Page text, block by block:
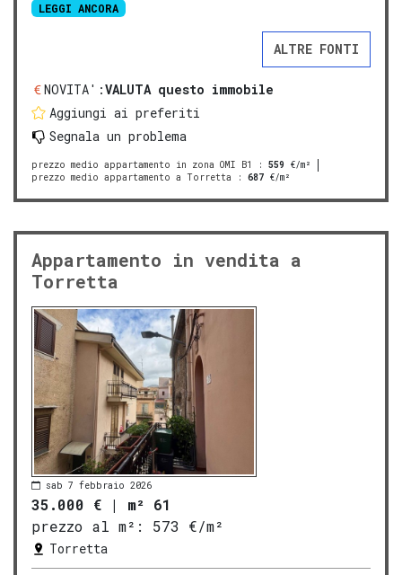
LEGGI ANCORA
ALTRE FONTI
NOVITA':VALUTA questo immobile
Aggiungi ai preferiti
Segnala un problema
prezzo medio appartamento in zona OMI B1 : 559 €/m²
prezzo medio appartamento a Torretta : 687 €/m²
Appartamento in vendita a
Torretta
sab 7 febbraio 2026
35.000 € | m² 61
prezzo al m²:
573 €/m²
Torretta